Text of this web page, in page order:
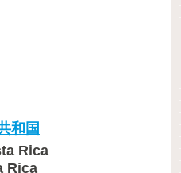
和国
Rica
Rica